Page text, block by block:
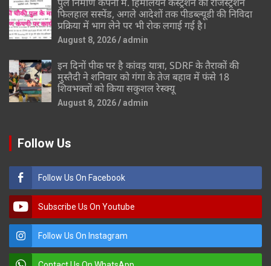
फिलहाल सस्पेंड, अगले आदेशों तक पीडब्ल्यूडी की निविदा
प्रक्रिया में भाग लेने पर भी रोक लगाई गई है।
August 8, 2026 admin
इन दिनों पीक पर है कांवड़ यात्रा, SDRF के तैराकों की
मुस्तैदी ने शनिवार को गंगा के तेज बहाव में फंसे 18
शिवभक्तों को किया सकुशल रेस्क्यू
August 8, 2026 admin
Follow Us
Follow Us On Facebook
Subscribe Us On Youtube
Follow Us On Instagram